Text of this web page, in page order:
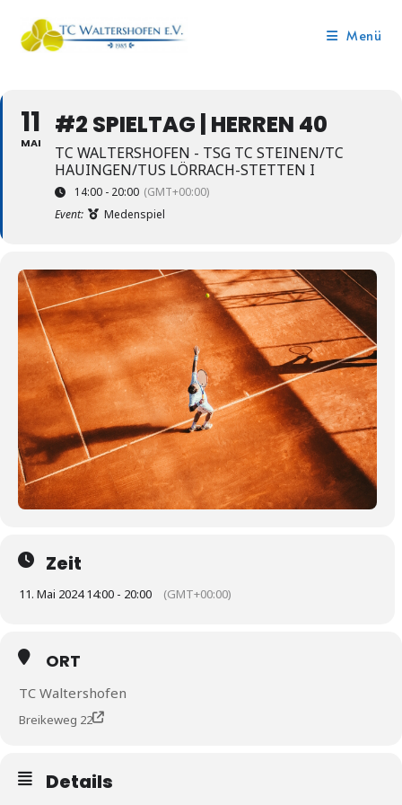
Menü
11
MAI
#2 SPIELTAG | HERREN 40
TC WALTERSHOFEN - TSG TC STEINEN/TC
HAUINGEN/TUS LÖRRACH-STETTEN I
14:00 - 20:00 (GMT+00:00)
Event:
Medenspiel
Zeit
11. Mai 2024 14:00 - 20:00 (GMT+00:00)
ORT
TC Waltershofen
Breikeweg 22
Details